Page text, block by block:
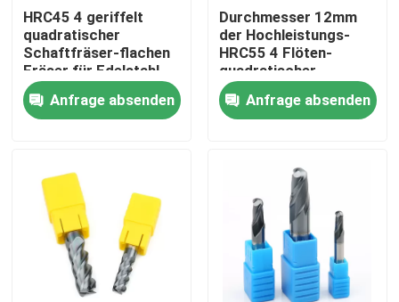
Fabrik-Tour
Qualitätskontrolle
Kontaktiere uns
Nachrichten
Fordern Sie ein Angebot an
Wolframhartmetalleinsätze
HRC45 4 geriffelt
quadratischer
Schaftfräser-flachen
Fräser für Edelstahl
Anfrage absenden
Durchmesser 12mm
der Hochleistungs-
HRC55 4 Flöten-
quadratischer
Schaftfräser für
Stahlroheisen
Anfrage absenden